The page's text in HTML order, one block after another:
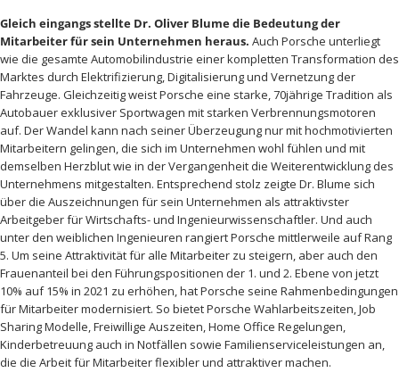
Gleich eingangs stellte Dr. Oliver Blume die Bedeutung der
Mitarbeiter für sein Unternehmen heraus. Auch Porsche unterliegt
wie die gesamte Automobilindustrie einer kompletten Transformation des
Marktes durch Elektrifizierung, Digitalisierung und Vernetzung der
Fahrzeuge. Gleichzeitig weist Porsche eine starke, 70jährige Tradition als
Autobauer exklusiver Sportwagen mit starken Verbrennungsmotoren
auf. Der Wandel kann nach seiner Überzeugung nur mit hochmotivierten
Mitarbeitern gelingen, die sich im Unternehmen wohl fühlen und mit
demselben Herzblut wie in der Vergangenheit die Weiterentwicklung des
Unternehmens mitgestalten. Entsprechend stolz zeigte Dr. Blume sich
über die Auszeichnungen für sein Unternehmen als attraktivster
Arbeitgeber für Wirtschafts- und Ingenieurwissenschaftler. Und auch
unter den weiblichen Ingenieuren rangiert Porsche mittlerweile auf Rang
5. Um seine Attraktivität für alle Mitarbeiter zu steigern, aber auch den
Frauenanteil bei den Führungspositionen der 1. und 2. Ebene von jetzt
10% auf 15% in 2021 zu erhöhen, hat Porsche seine Rahmenbedingungen
für Mitarbeiter modernisiert. So bietet Porsche Wahlarbeitszeiten, Job
Sharing Modelle, Freiwillige Auszeiten, Home Office Regelungen,
Kinderbetreuung auch in Notfällen sowie Familienserviceleistungen an,
die die Arbeit für Mitarbeiter flexibler und attraktiver machen.